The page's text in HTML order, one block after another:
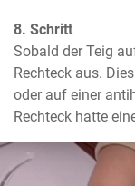
8. Schritt
Sobald der Teig
Rechteck aus.
oder auf einer
Rechteck hatte